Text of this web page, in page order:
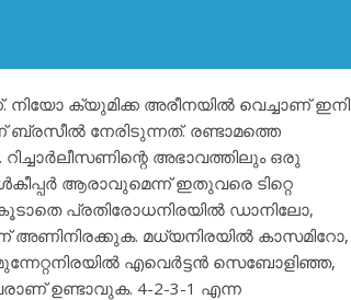
നിയോ ക്യുമിക്ക അരീനയിൽ വെച്ചാണ് ഇനി
നേരിടുന്നത്. രണ്ടാമത്തെ
അഭാവത്തിലും ഒരു
ആരാവുമെന്ന് ഇതുവരെ ടിറ്റെ
പ്രതിരോധനിരയിൽ ഡാനിലോ,
അണിനിരക്കുക. മധ്യനിരയിൽ കാസമിറോ,
എവെർട്ടൻ സെബോളിഞ്ഞ,
ഉണ്ടാവുക. 4-2-3-1 എന്ന